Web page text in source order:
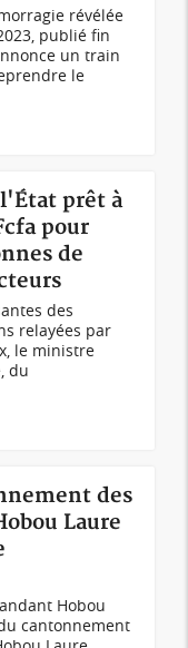
révélée
publié fin
un train
le
prêt à
pour
de
des
relayées par
le ministre
du
des
Laure
Hobou
cantonnement